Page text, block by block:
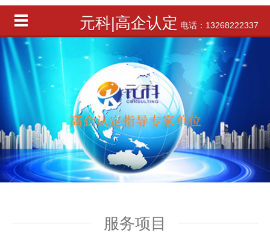
元科|高企认定 电话：13268222337
服务项目